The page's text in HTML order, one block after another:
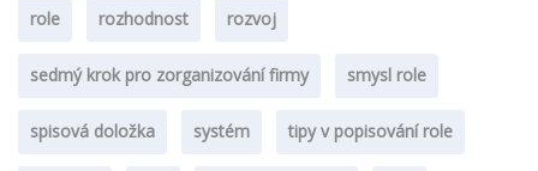
role rozhodnost rozvoj
sedmý krok pro zorganizování firmy smysl role
spisová doložka systém tipy v popisování role